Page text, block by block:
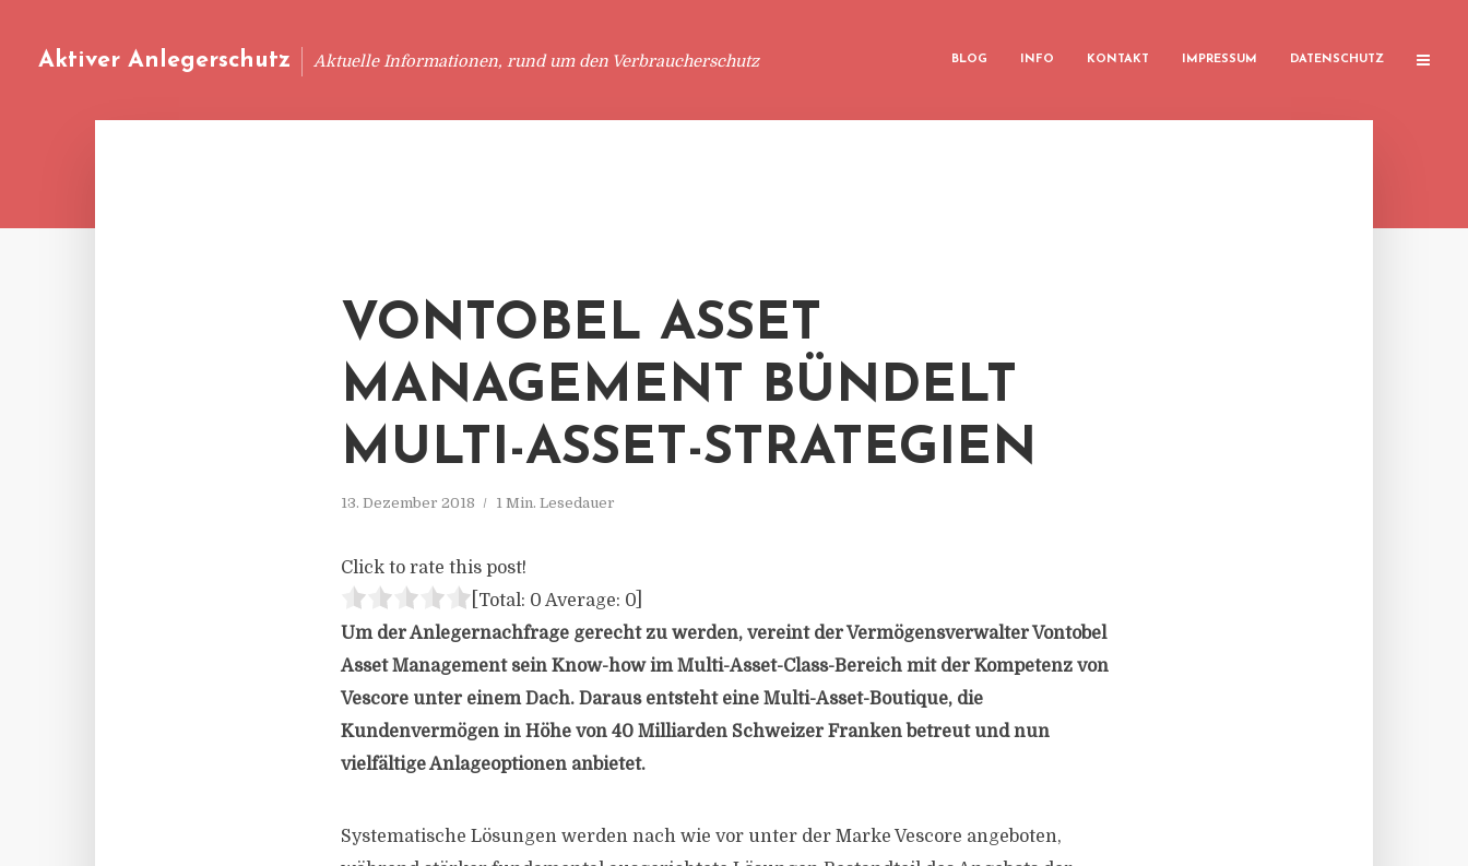
Aktiver Anlegerschutz Aktuelle Informationen, rund um den Verbraucherschutz BLOG INFO KONTAKT IMPRESSUM DATENSCHUTZ
VONTOBEL ASSET
MANAGEMENT BÜNDELT
MULTI-ASSET-STRATEGIEN
13. Dezember 2018 1 Min. Lesedauer
Click to rate this post!
[Total: 0 Average: 0
Um der Anlegernachfrage gerecht zu werden, vereint der Vermögensverwalter Vontobel
Asset Management sein Know-how im Multi-Asset-Class-Bereich mit der Kompetenz von
Vescore unter einem Dach. Daraus entsteht eine Multi-Asset-Boutique, die
Kundenvermögen in Höhe von 40 Milliarden Schweizer Franken betreut und nun
vielfältige Anlageoptionen anbietet.
Systematische Lösungen werden nach wie vor unter der Marke Vescore angeboten,